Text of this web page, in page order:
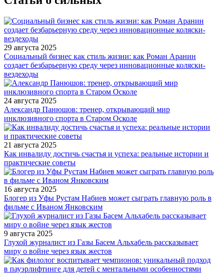
29 августа 2025
Социальный бизнес как стиль жизни: как Роман Аранин
создает безбарьерную среду через инновационные коляски-
вездеходы
24 августа 2025
Александр Панюшов: тренер, открывающий мир
инклюзивного спорта в Старом Осколе
21 августа 2025
Как инвалиду достичь счастья и успеха: реальные истории и
практические советы
16 августа 2025
Блогер из Уфы Рустам Набиев может сыграть главную роль в
фильме с Иваном Янковским
9 августа 2025
Глухой журналист из Газы Басем Альхабель рассказывает
миру о войне через язык жестов